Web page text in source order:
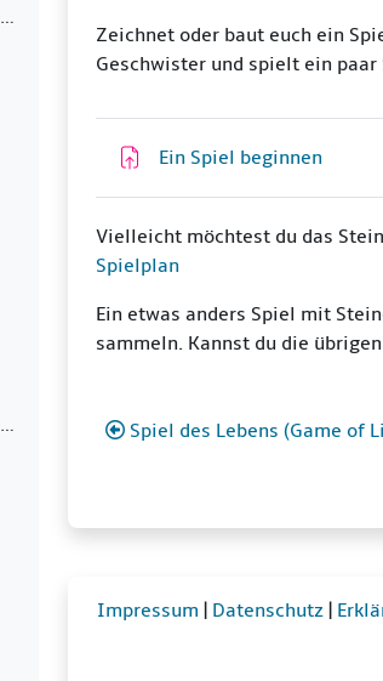
Elias und Lena lieben Schokolinsen. Vor kurzem hab...
Elias und Lena lieben Schokolinsen. Vor kurzem hab...
Zeichnet oder baut euch ein
Geschwister und spielt ein paar
Ein Spiel beginnen
Vielleicht möchtest du das
Spielplan
Ein etwas anders Spiel mit
sammeln. Kannst du die
Spiel des Lebens (Game of
Impressum Datenschutz